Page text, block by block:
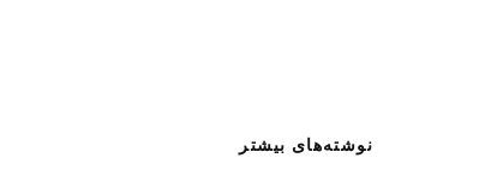
نوشته‌های بیشتر